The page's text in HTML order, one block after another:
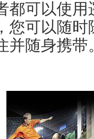
都可以使
您可以随
并随身携